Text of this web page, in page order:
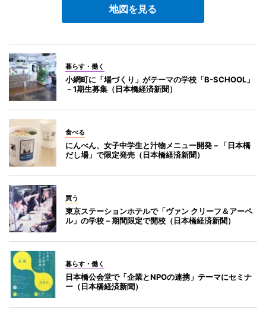
地図を見る
暮らす・働く
小網町に「場づくり」がテーマの学校「B-SCHOOL」
－1期生募集（日本橋経済新聞）
食べる
にんべん、女子中学生と汁物メニュー開発－「日本橋
だし場」で限定発売（日本橋経済新聞）
買う
東京ステーションホテルで「ヴァン クリーフ＆アーペ
ル」の学校－期間限定で開校（日本橋経済新聞）
暮らす・働く
日本橋公会堂で「企業とNPOの連携」テーマにセミナ
ー（日本橋経済新聞）